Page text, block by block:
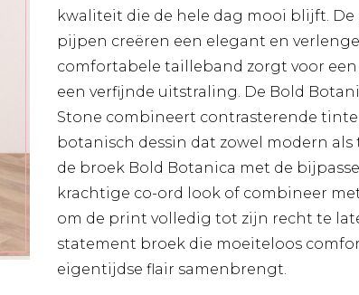
kwaliteit die de hele dag mooi blijft.
pijpen creëren een elegant en
comfortabele tailleband zorgt voor
een verfijnde uitstraling. De Bold
Stone combineert contrasterende
botanisch dessin dat zowel modern als
de broek Bold Botanica met de
krachtige co-ord look of combineer
om de print volledig tot zijn recht te
statement broek die moeiteloos
eigentijdse flair samenbrengt.